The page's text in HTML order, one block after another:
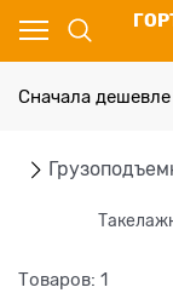
Сначала дешевле
Товаров: 1